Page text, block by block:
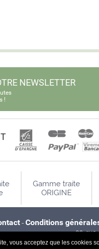
NEWSLETTER
!
Gamme traite
ORIGINE
- Conditions
20, rue
vous acceptez que les cookies